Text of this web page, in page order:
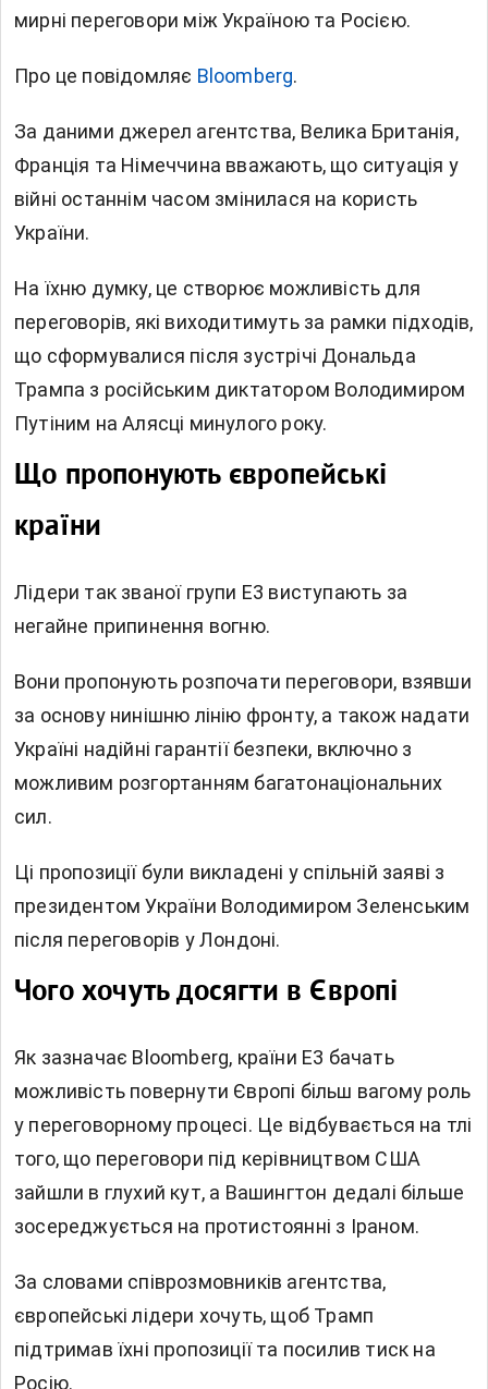
мирні переговори між Україною та Росією.
Про це повідомляє Bloomberg.
За даними джерел агентства, Велика Британія,
Франція та Німеччина вважають, що ситуація у
війні останнім часом змінилася на користь
України.
На їхню думку, це створює можливість для
переговорів, які виходитимуть за рамки підходів,
що сформувалися після зустрічі Дональда
Трампа з російським диктатором Володимиром
Путіним на Алясці минулого року.
Що пропонують європейські
країни
Лідери так званої групи E3 виступають за
негайне припинення вогню.
Вони пропонують розпочати переговори, взявши
за основу нинішню лінію фронту, а також надати
Україні надійні гарантії безпеки, включно з
можливим розгортанням багатонаціональних
сил.
Ці пропозиції були викладені у спільній заяві з
президентом України Володимиром Зеленським
після переговорів у Лондоні.
Чого хочуть досягти в Європі
Як зазначає Bloomberg, країни E3 бачать
можливість повернути Європі більш вагому роль
у переговорному процесі. Це відбувається на тлі
того, що переговори під керівництвом США
зайшли в глухий кут, а Вашингтон дедалі більше
зосереджується на протистоянні з Іраном.
За словами співрозмовників агентства,
європейські лідери хочуть, щоб Трамп
підтримав їхні пропозиції та посилив тиск на
Росію.